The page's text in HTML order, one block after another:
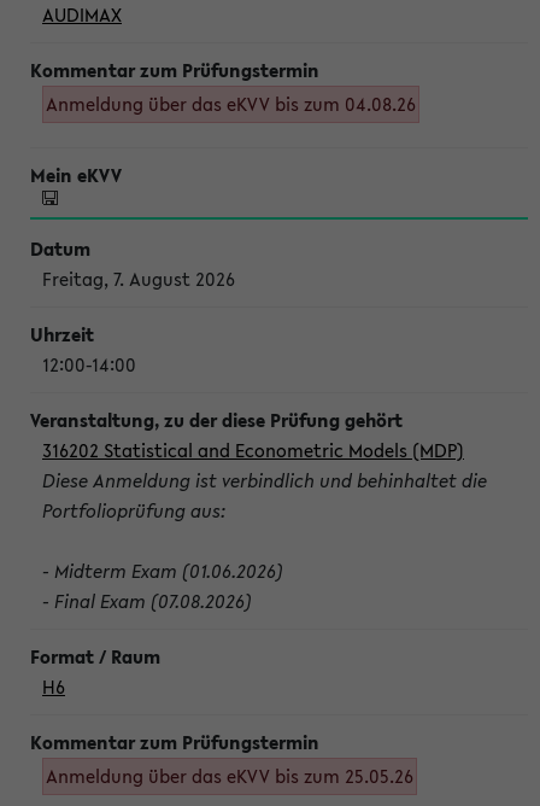
AUDIMAX
Anmeldung über das eKVV bis zum 04.08.26
Freitag, 7. August 2026
12:00-14:00
316202 Statistical and Econometric Models (MDP)
Diese Anmeldung ist verbindlich und behinhaltet die
Portfolioprüfung aus:
- Midterm Exam (01.06.2026)
- Final Exam (07.08.2026)
H6
Anmeldung über das eKVV bis zum 25.05.26